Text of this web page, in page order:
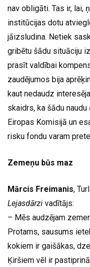
nav obligāti. Tas ir, lai,
institūcijas dotu
jāizsludina. Netiek
gribētu šādu situāciju
prasīt valdībai
zaudējumos bija
kaut nedaudz
skaidrs, ka šādu
Eiropas Komisijā un
risku fondu varam
Zemeņu būs maz
Mārcis Freimanis,
Lejasdārzi vadītājs:
– Mēs audzējam
Protams, sausums
kokiem ir gaišākas,
Ķiršiem vēl ir